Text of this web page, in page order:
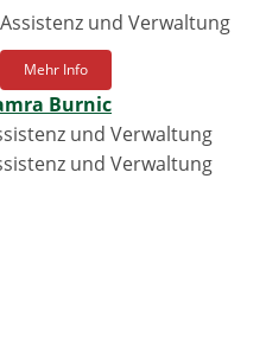
Assistenz und Verwaltung
Mehr Info
Burnic
und Verwaltung
und Verwaltung